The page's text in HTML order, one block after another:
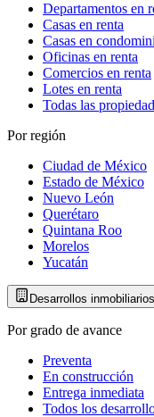
Departamentos en
Casas en renta
Casas en
Oficinas en renta
Comercios en renta
Lotes en renta
Todas las
Por región
Ciudad de México
Estado de México
Nuevo León
Querétaro
Quintana Roo
Morelos
Yucatán
Desarrollos inmobiliarios
Por grado de avance
Preventa
En construcción
Entrega inmediata
Todos los